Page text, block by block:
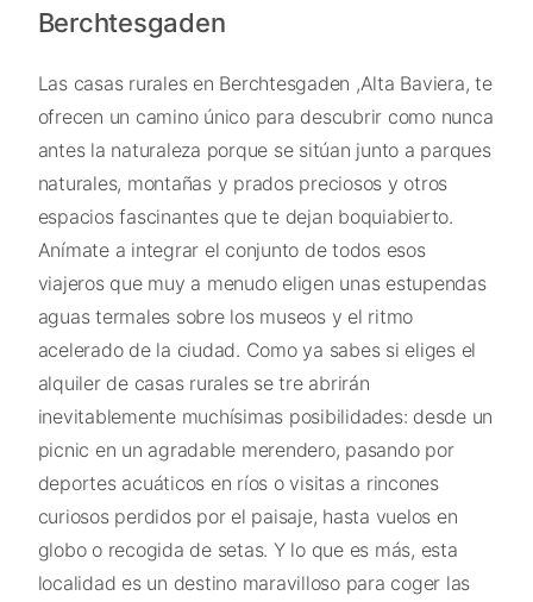
Berchtesgaden
Las casas rurales en Berchtesgaden ,Alta Baviera, te
ofrecen un camino único para descubrir como nunca
antes la naturaleza porque se sitúan junto a parques
naturales, montañas y prados preciosos y otros
espacios fascinantes que te dejan boquiabierto.
Anímate a integrar el conjunto de todos esos
viajeros que muy a menudo eligen unas estupendas
aguas termales sobre los museos y el ritmo
acelerado de la ciudad. Como ya sabes si eliges el
alquiler de casas rurales se tre abrirán
inevitablemente muchísimas posibilidades: desde un
picnic en un agradable merendero, pasando por
deportes acuáticos en ríos o visitas a rincones
curiosos perdidos por el paisaje, hasta vuelos en
globo o recogida de setas. Y lo que es más, esta
localidad es un destino maravilloso para coger las